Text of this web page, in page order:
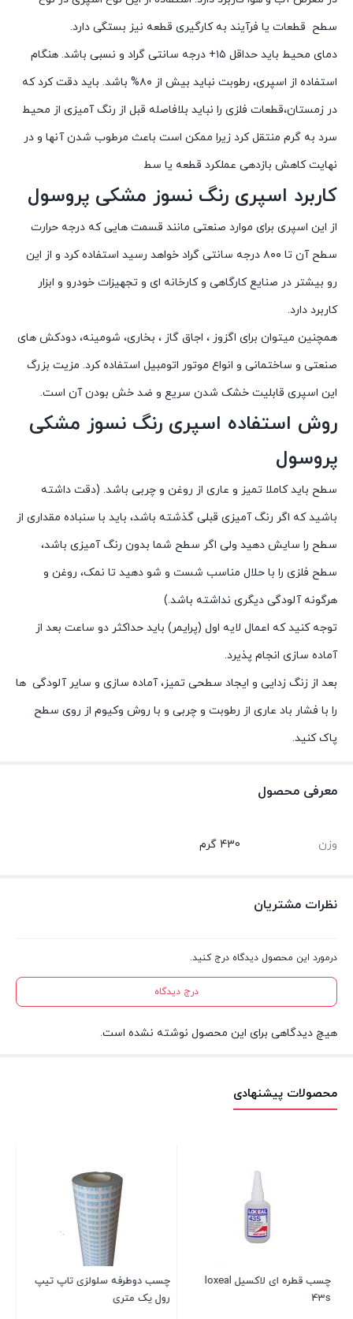
سطح قطعات یا فرآیند به کارگیری قطعه نیز بستگی دارد.
دمای محیط باید حداقل ۱۵+ درجه سانتی گراد و نسبی باشد. هنگام
استفاده از اسپری، رطوبت نباید بیش از ۸۰% باشد. باید دقت کرد که
در زمستان،قطعات فلزی را نباید بلافاصله قبل از رنگ آمیزی از محیط
سرد به گرم منتقل کرد زیرا ممکن است باعث مرطوب شدن آنها و در
نهایت کاهش بازدهی عملکرد قطعه یا سط
کاربرد اسپری رنگ نسوز مشکی پروسول
از این اسپری برای موارد صنعتی مانند قسمت هایی که درجه حرارت
سطح آن تا ۸۰۰ درجه سانتی گراد خواهد رسید استفاده کرد و از این
رو بیشتر در صنایع کارگاهی و کارخانه ای و تجهیزات خودرو و ابزار
کاربرد دارد.
همچنین میتوان برای اگزوز ، اجاق گاز ، بخاری، شومینه، دودکش های
صنعتی و ساختمانی و انواع موتور اتومبیل استفاده کرد. مزیت بزرگ
این اسپری قابلیت خشک شدن سریع و ضد خش بودن آن است.
روش استفاده اسپری رنگ نسوز مشکی
پروسول
سطح باید کاملا تمیز و عاری از روغن و چربی باشد. (دقت داشته
باشید که اگر رنگ آمیزی قبلی گذشته باشد، باید با سنباده مقداری از
سطح را سایش دهید ولی اگر سطح شما بدون رنگ آمیزی باشد،
سطح فلزی را با حلال مناسب شست و شو دهید تا نمک، روغن و
هرگونه آلودگی دیگری نداشته باشد.)
توجه کنید که اعمال لایه اول (پرایمر) باید حداکثر دو ساعت بعد از
آماده سازی انجام پذیرد.
بعد از زنگ زدایی و ایجاد سطحی تمیز، آماده سازی و سایر آلودگی ها
را با فشار باد عاری از رطوبت و چربی و با روش وکیوم از روی سطح
پاک کنید.
معرفی محصول
وزن 430 گرم
نظرات مشتریان
درمورد این محصول دیدگاه درج کنید.
درج دیدگاه
هیچ دیدگاهی برای این محصول نوشته نشده است.
محصولات پیشنهادی
چسب قطره ای لاکسیل loxeal
43s
چسب دوطرفه سلولزی تاپ تیپ
رول یک متری